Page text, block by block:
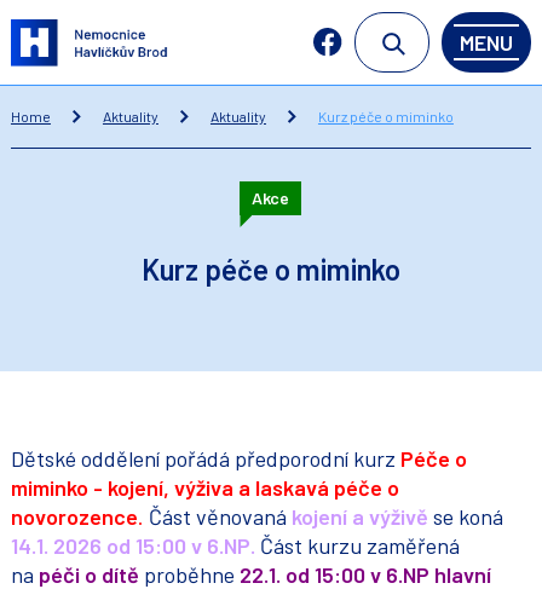
MENU
Home Aktuality Aktuality Kurz péče o miminko
Akce
Kurz péče o miminko
Dětské oddělení pořádá předporodní kurz Péče o
miminko - kojení, výživa a laskavá péče o
novorozence. Část věnovaná kojení a výživě se koná
14.1. 2026 od 15:00 v 6.NP. Část kurzu zaměřená
na péči o dítě proběhne 22.1. od 15:00 v 6.NP hlavní